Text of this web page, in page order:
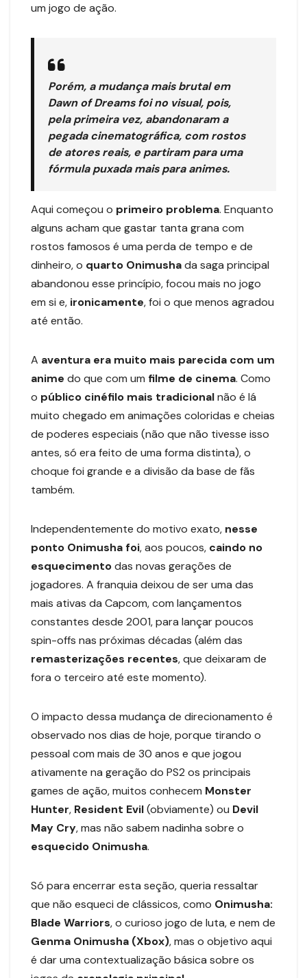
um jogo de ação.
Porém, a mudança mais brutal em
Dawn of Dreams foi no visual, pois,
pela primeira vez, abandonaram a
pegada cinematográfica, com rostos
de atores reais, e partiram para uma
fórmula puxada mais para animes.
Aqui começou o primeiro problema. Enquanto
alguns acham que gastar tanta grana com
rostos famosos é uma perda de tempo e de
dinheiro, o quarto Onimushada saga principal
abandonou esse princípio, focou mais no jogo
em si e, ironicamente, foi o que menos agradou
até então.
A aventura era muito mais parecida com um
anime do que com um filme de cinema. Como
o público cinéfilo mais tradicionalnão é lá
muito chegado em animações coloridas e cheias
de poderes especiais (não que não tivesse isso
antes, só era feito de uma forma distinta), o
choque foi grande e a divisão da base de fãs
também.
Independentemente do motivo exato, nesse
ponto Onimushafoi, aos poucos, caindo no
esquecimentodas novas gerações de
jogadores. A franquia deixou de ser uma das
mais ativas da Capcom, com lançamentos
constantes desde 2001, para lançar poucos
spin-offs nas próximas décadas (além das
remasterizações recentes, que deixaram de
fora o terceiro até este momento).
O impacto dessa mudança de direcionamento é
observado nos dias de hoje, porque tirando o
pessoal com mais de 30 anos e que jogou
ativamente na geração do PS2 os principais
games de ação, muitos conhecem Monster
Hunter, Resident Evil(obviamente) ou Devil
May Cry, mas não sabem nadinha sobre o
esquecido Onimusha.
Só para encerrar esta seção, queria ressaltar
que não esqueci de clássicos, como Onimusha:
Blade Warriors, o curioso jogo de luta, e nem de
Genma Onimusha (Xbox), mas o objetivo aqui
é dar uma contextualização básica sobre os